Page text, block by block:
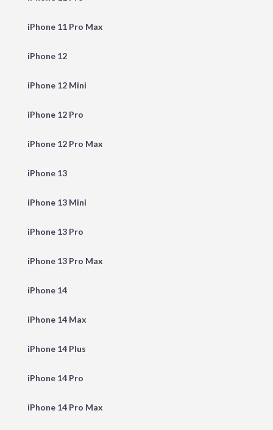
iPhone 11 Pro Max
iPhone 12
iPhone 12 Mini
iPhone 12 Pro
iPhone 12 Pro Max
iPhone 13
iPhone 13 Mini
iPhone 13 Pro
iPhone 13 Pro Max
iPhone 14
iPhone 14 Max
iPhone 14 Plus
iPhone 14 Pro
iPhone 14 Pro Max